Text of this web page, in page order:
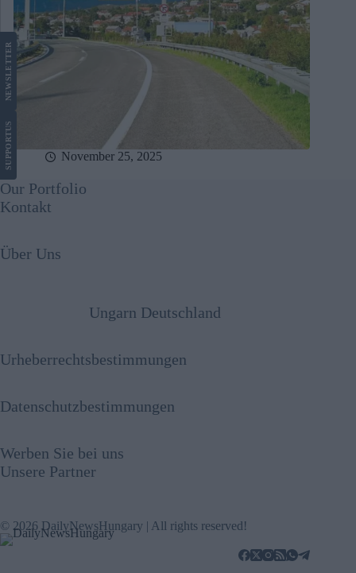
November 25, 2025
SUPPORT
US
NEWS
LETTER
Our Portfolio
Kontakt
Über Uns
Ungarn Deutschland
Urheberrechtsbestimmungen
Datenschutzbestimmungen
Werben Sie bei uns
Unsere Partner
© 2026 DailyNewsHungary | All rights reserved!